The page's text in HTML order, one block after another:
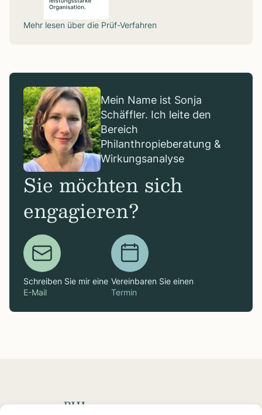
Mehr lesen über die Prüf-Verfahren
Mein Name ist Sonja
Schäffler. Ich leite den
Bereich
Philanthropieberatung &
Wirkungsanalyse
Sie möchten sich
engagieren?
Schreiben Sie mir eine
E-Mail
Vereinbaren Sie einen
Termin